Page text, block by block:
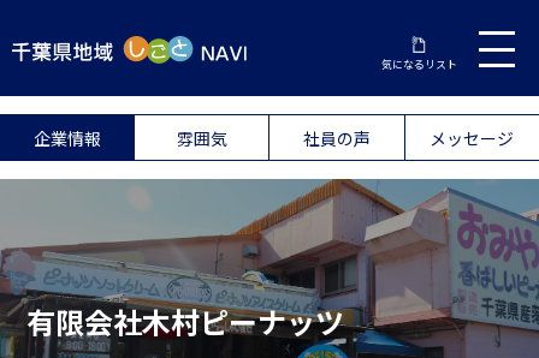
気になるリスト
企業情報 雰囲気 社員の声 メッセージ
有限会社木村ピーナッツ